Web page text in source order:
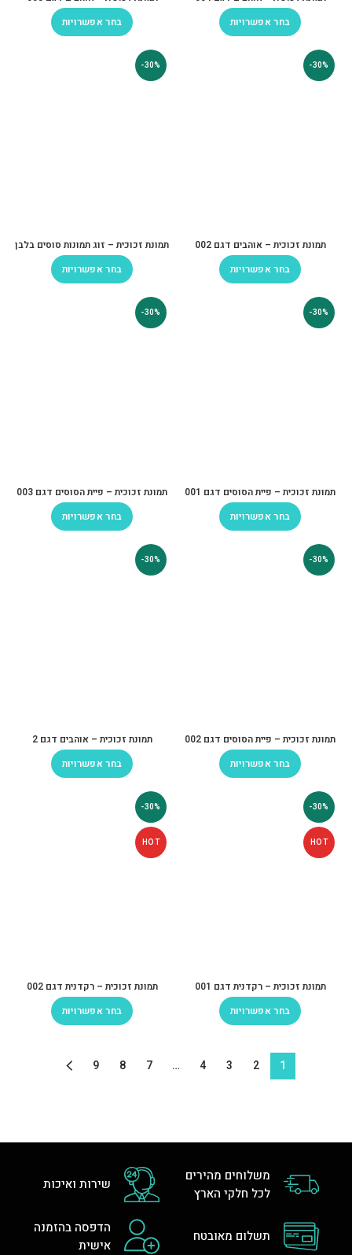
בחר אפשרויות
בחר אפשרויות
-30%
תמונת זכוכית – אוהבים דגם 002
בחר אפשרויות
-30%
תמונת זכוכית – זוג תמונות סוסים בלבן
בחר אפשרויות
-30%
תמונת זכוכית – פיית הסוסים דגם 001
בחר אפשרויות
-30%
תמונת זכוכית – פיית הסוסים דגם 003
בחר אפשרויות
-30%
תמונת זכוכית – פיית הסוסים דגם 002
בחר אפשרויות
-30%
תמונת זכוכית – אוהבים דגם 2
בחר אפשרויות
-30%
HOT
תמונת זכוכית – רקדנית דגם 001
בחר אפשרויות
-30%
HOT
תמונת זכוכית – רקדנית דגם 002
בחר אפשרויות
1
2
3
4
…
7
8
9
משלוחים מהירים
לכל חלקי הארץ
שירות ואיכות
תשלום מאובטח
הדפסה בהזמנה
אישית